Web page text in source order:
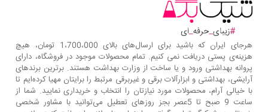
هرجای ایران که باشید برای ارسال‌های بالای 1،700،000 تومان، هیچ
هزینه‌ی پستی دریافت نمی کنیم. تمام محصولات موجود در فروشگاه، دارای
پروانه بهداشتی ورود و یا ساخت از وزارت بهداشت هستند. برترین‌ برندهای
آرایشی، بهداشتی و ابزارآلات برقی و غیربرقی مرتبط را برایتان مهیا کرده‌ایم تا
با خیالی آرام، محصولات مورد نیازتان را انتخاب و خریداری نمایید. شما از
ساعت 9 صبح تا 5عصر بجز روزهای تعطیل می‌توانید با مشاور شخصی